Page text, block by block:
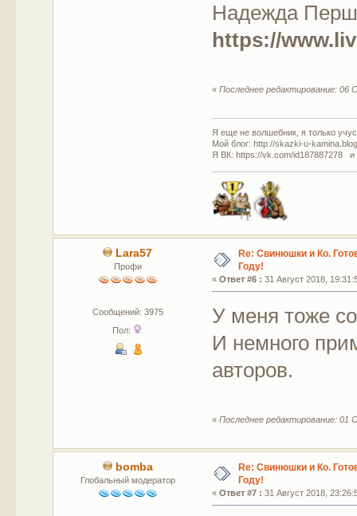
Надежда
https://
«Последнее редактирование: 06
Я еще не волшебник, я только
Мой блог: http://skazki-u-
Я ВК: https://vk.com/id187887278 и
Lara57
Профи
Сообщений: 3975
Пол:
Re: Свинюшки и Ко.
Году!
«Ответ #6 : 31 Август 2018,
У меня тоже
И немного
авторов.
«Последнее редактирование: 01
bomba
Глобальный модератор
Re: Свинюшки и Ко.
Году!
«Ответ #7 : 31 Август 2018,